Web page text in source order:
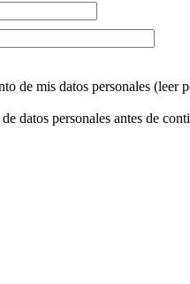
de mis datos personales (leer
datos personales antes de